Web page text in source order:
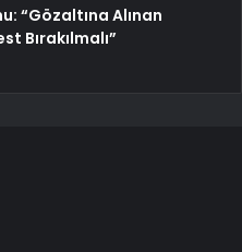
“Gözaltına Alınan
Bırakılmalı”